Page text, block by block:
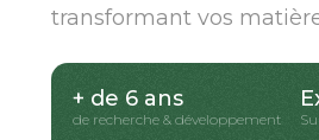
transformant vos
+ de 6 ans
de recherche & développement